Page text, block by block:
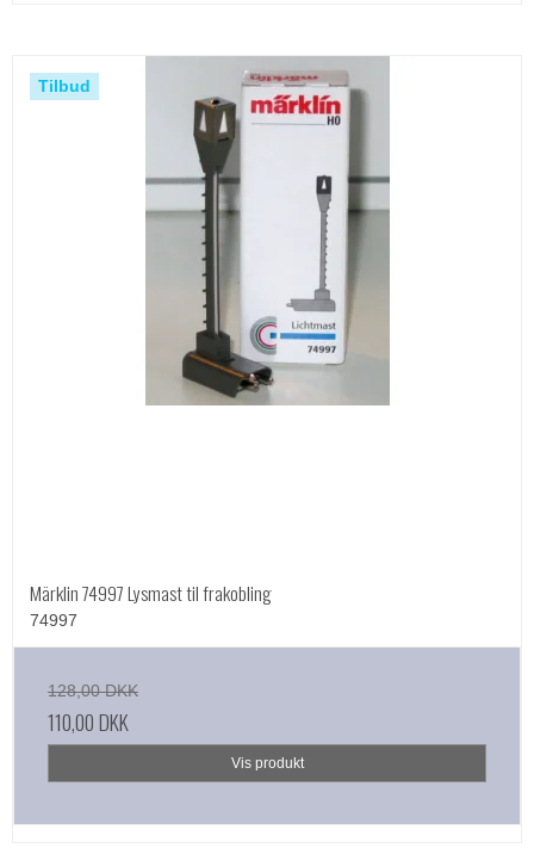
Tilbud
Märklin 74997 Lysmast til frakobling
74997
128,00 DKK
110,00 DKK
Vis produkt